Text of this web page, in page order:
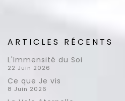
ARTICLES RÉCENTS
L'Immensité du Soi
22 Juin 2026
Ce que Je vis
8 Juin 2026